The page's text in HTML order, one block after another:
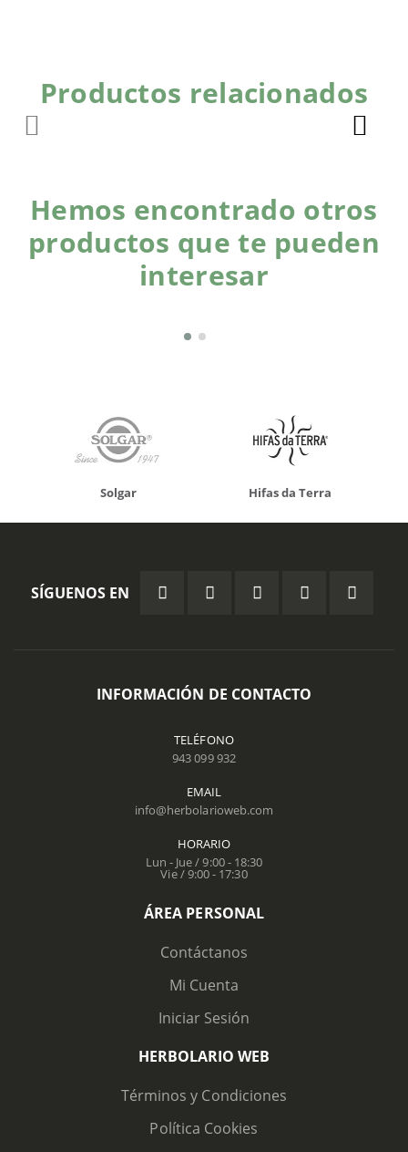
Productos relacionados
Hemos encontrado otros
productos que te pueden
interesar
Solgar Hifas da Terra
SÍGUENOS EN
INFORMACIÓN DE CONTACTO
TELÉFONO
943 099 932
EMAIL
info@herbolarioweb.com
HORARIO
Lun - Jue / 9:00 - 18:30
Vie / 9:00 - 17:30
ÁREA PERSONAL
Contáctanos
Mi Cuenta
Iniciar Sesión
HERBOLARIO WEB
Términos y Condiciones
Política Cookies